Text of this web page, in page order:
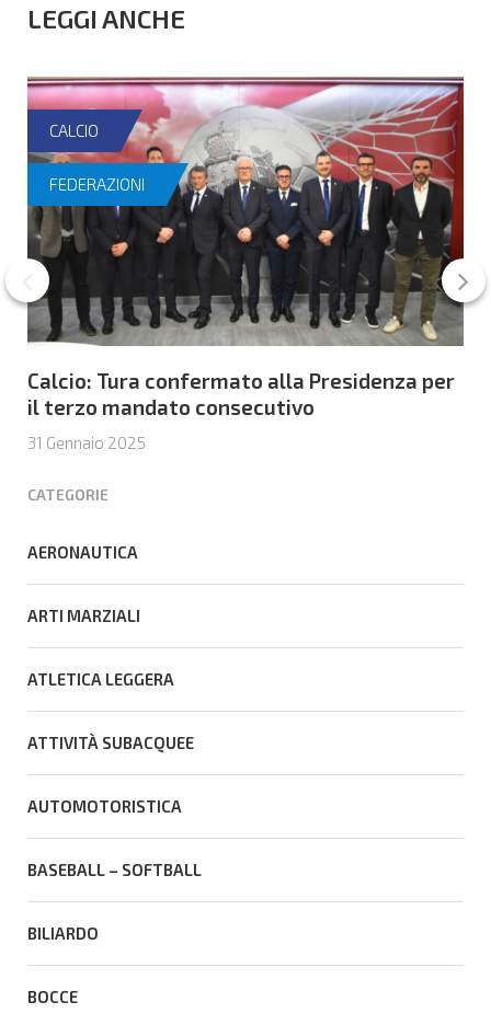
LEGGI ANCHE
CALCIO
FEDERAZIONI
Calcio: Tura confermato alla Presidenza per
il terzo mandato consecutivo
31 Gennaio 2025
CATEGORIE
AERONAUTICA
ARTI MARZIALI
ATLETICA LEGGERA
ATTIVITÀ SUBACQUEE
AUTOMOTORISTICA
BASEBALL – SOFTBALL
BILIARDO
BOCCE